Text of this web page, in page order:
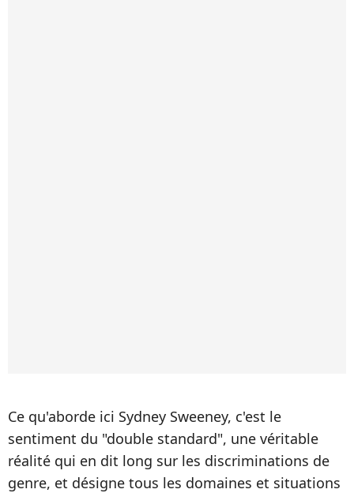
Ce qu'aborde ici Sydney Sweeney, c'est le
sentiment du "double standard", une véritable
réalité qui en dit long sur les discriminations de
genre, et désigne tous les domaines et situations